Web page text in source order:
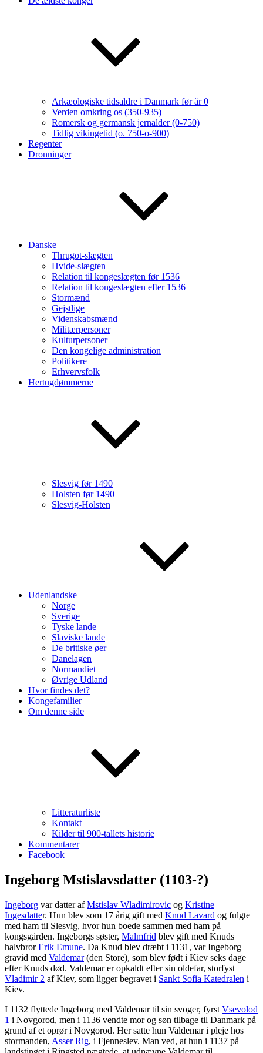
Arkæologiske tidsaldre i Danmark før år 0
Verden omkring os (350-935)
Romersk og germansk jernalder (0-750)
Tidlig vikingetid (o. 750-o-900)
Regenter
Dronninger
Danske
Thrugot-slægten
Hvide-slægten
Relation til kongeslægten før 1536
Relation til kongeslægten efter 1536
Stormænd
Gejstlige
Videnskabsmænd
Militærpersoner
Kulturpersoner
Den kongelige administration
Politikere
Erhvervsfolk
Hertugdømmerne
Slesvig før 1490
Holsten før 1490
Slesvig-Holsten
Udenlandske
Norge
Sverige
Tyske lande
Slaviske lande
De britiske øer
Danelagen
Normandiet
Øvrige Udland
Hvor findes det?
Kongefamilier
Om denne side
Litteraturliste
Kontakt
Kilder til 900-tallets historie
Kommentarer
Facebook
Ingeborg Mstislavsdatter (1103-?)
Ingeborg var datter afMstislav Wladimirovic og Kristine
Ingesdatter. Hun blev som 17 årig gift med Knud Lavard og fulgte
med ham til Slesvig, hvor hun boede sammen med ham på
kongsgården. Ingeborgs søster, Malmfrid blev gift med Knuds
halvbrorErik Emune. Da Knud blev dræbt i 1131, var Ingeborg
gravid med Valdemar(den Store), som blev født i Kiev seks dage
efter Knuds død. Valdemar er opkaldt efter sin oldefar, storfyst
Vladimir 2 af Kiev, som ligger begravet i Sankt Sofia Katedralen i
Kiev.
I 1132 flyttede Ingeborg med Valdemar til sin svoger, fyrst Vsevolod
1 i Novgorod, men i 1136 vendte mor og søn tilbage til Danmark på
grund af et oprør i Novgorod. Her satte hun Valdemar i pleje hos
stormanden, Asser Rig, i Fjenneslev. Man ved, at hun i 1137 på